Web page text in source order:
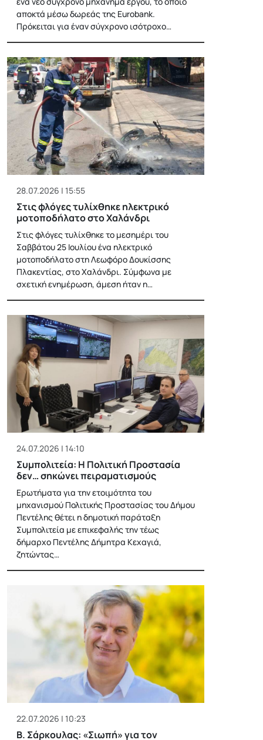
αποκτά μέσω δωρεάς της Eurobank.
Πρόκειται για έναν σύγχρονο ισότροχο…
28.07.2026 | 15:55
Στις φλόγες τυλίχθηκε ηλεκτρικό
μοτοποδήλατο στο Χαλάνδρι
Στις φλόγες τυλίχθηκε το μεσημέρι του
Σαββάτου 25 Ιουλίου ένα ηλεκτρικό
μοτοποδήλατο στη Λεωφόρο Δουκίσσης
Πλακεντίας, στο Χαλάνδρι. Σύμφωνα με
σχετική ενημέρωση, άμεση ήταν η…
24.07.2026 | 14:10
Συμπολιτεία: Η Πολιτική Προστασία
δεν… σηκώνει πειραματισμούς
Ερωτήματα για την ετοιμότητα του
μηχανισμού Πολιτικής Προστασίας του Δήμου
Πεντέλης θέτει η δημοτική παράταξη
Συμπολιτεία με επικεφαλής την τέως
δήμαρχο Πεντέλης Δήμητρα Κεχαγιά,
ζητώντας…
22.07.2026 | 10:23
Β. Σάρκουλας: «Σιωπή» για τον